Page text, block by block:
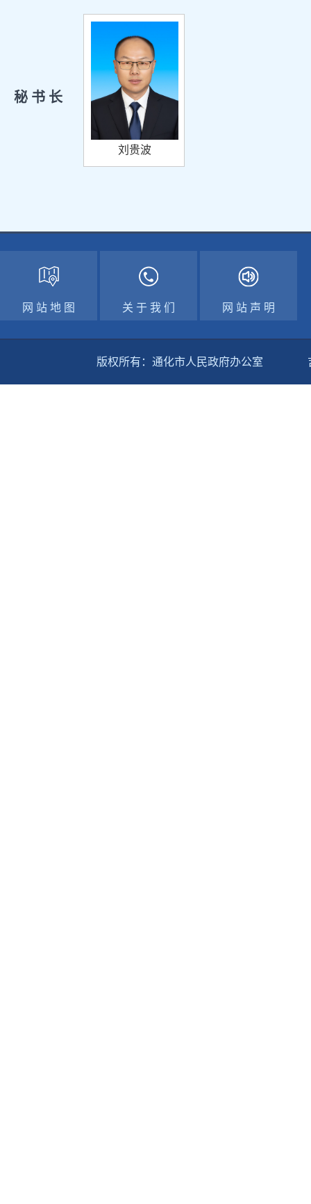
秘 书 长
刘贵波
网 站 地 图 关 于 我 们 网 站 声 明
版权所有：通化市人民政府办公室